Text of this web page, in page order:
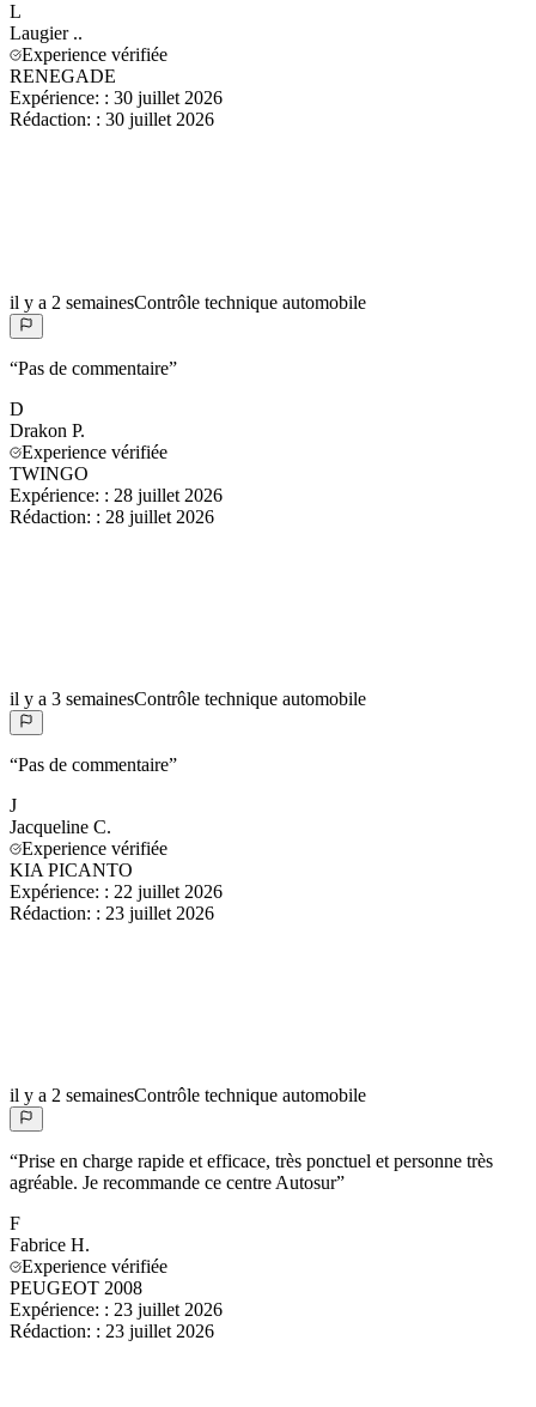
L
Laugier ..
Experience vérifiée
RENEGADE
Expérience: : 30 juillet 2026
Rédaction: : 30 juillet 2026
il y a 2 semainesContrôle technique automobile
“Pas de commentaire”
D
Drakon P.
Experience vérifiée
TWINGO
Expérience: : 28 juillet 2026
Rédaction: : 28 juillet 2026
il y a 3 semainesContrôle technique automobile
“Pas de commentaire”
J
Jacqueline C.
Experience vérifiée
KIA PICANTO
Expérience: : 22 juillet 2026
Rédaction: : 23 juillet 2026
il y a 2 semainesContrôle technique automobile
“Prise en charge rapide et efficace, très ponctuel et personne très
agréable. Je recommande ce centre Autosur”
F
Fabrice H.
Experience vérifiée
PEUGEOT 2008
Expérience: : 23 juillet 2026
Rédaction: : 23 juillet 2026